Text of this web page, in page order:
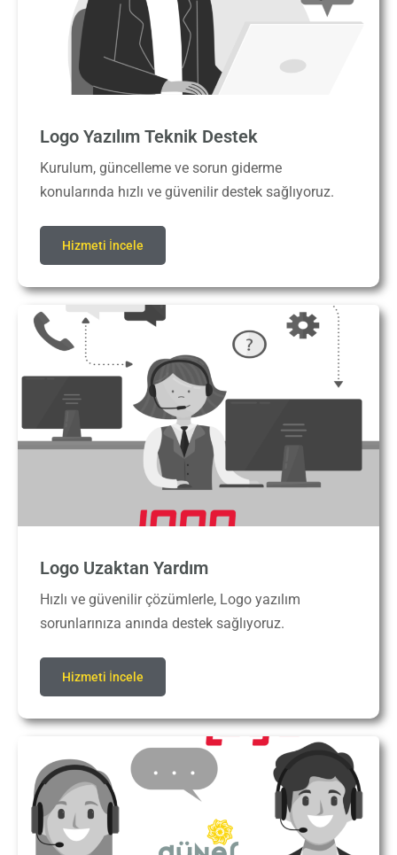
Logo Yazılım Teknik Destek
Kurulum, güncelleme ve sorun giderme
konularında hızlı ve güvenilir destek sağlıyoruz.
Hizmeti İncele
Logo Uzaktan Yardım
Hızlı ve güvenilir çözümlerle, Logo yazılım
sorunlarınıza anında destek sağlıyoruz.
Hizmeti İncele